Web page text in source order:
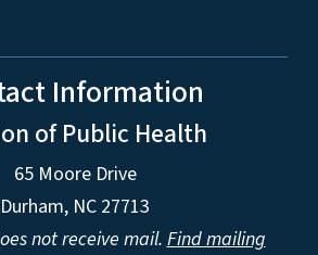
Information
of Public Health
65 Moore Drive
Durham, NC 27713
not receive mail.Find mailing